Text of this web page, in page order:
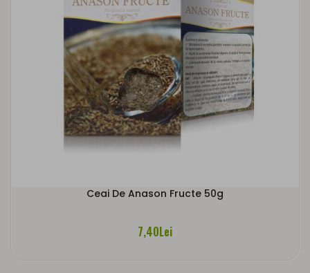
Ceai De Anason Fructe 50g
7,40Lei